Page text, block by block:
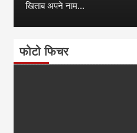
खिताब अपने नाम...
फोटो फिचर